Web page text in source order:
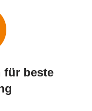
für beste